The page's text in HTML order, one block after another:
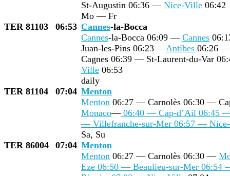
St-Augustin 06:36 — Nice-Ville 06:42
Mo — Fr
TER 81103
06:53 Cannes-la-Bocca
Cannes-la-Bocca 06:09 — Cannes
Juan-les-Pins 06:23 —Antibes 06:26 —
Cagnes 06:39 — St-Laurent-du-Var
Ville 06:53
daily
TER 81104
07:04 Menton
Menton 06:27 — Carnolès 06:30 —
Monaco—06:40 — Cap-d’Ail 06:45 —
— Villefranche-sur-Mer 06:57 —
Sa, Su
TER 86004
07:04 Menton
Menton 06:27 — Carnolès 06:30 —
Eze 06:50 — Beaulieu-sur-Mer